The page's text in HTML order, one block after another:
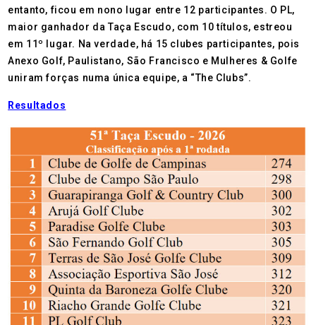
entanto, ficou em nono lugar entre 12 participantes. O PL,
maior ganhador da Taça Escudo, com 10 títulos, estreou
em 11º lugar. Na verdade, há 15 clubes participantes, pois
Anexo Golf, Paulistano, São Francisco e Mulheres & Golfe
uniram forças numa única equipe, a “The Clubs”.
Resultados